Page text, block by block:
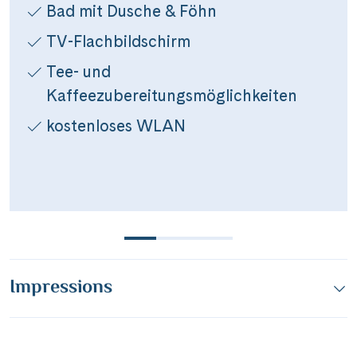
per E-Mail senden
Link kopieren
Bad mit Dusche & Föhn
TV-Flachbildschirm
Tee- und
Kaffeezubereitungsmöglichkeiten
kostenloses WLAN
Impressions